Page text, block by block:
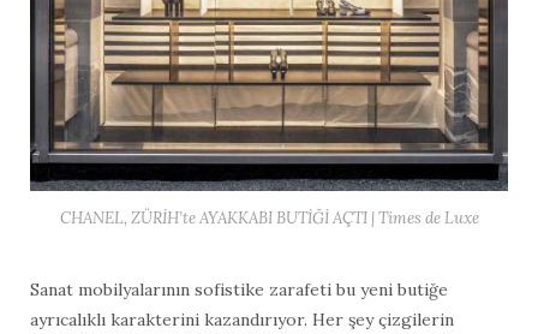
CHANEL, ZÜRİH’te AYAKKABI BUTİĞİ AÇTI | Times de Luxe
Sanat mobilyalarının sofistike zarafeti bu yeni butiğe
ayrıcalıklı karakterini kazandırıyor. Her şey çizgilerin